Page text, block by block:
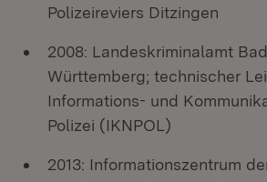
Polizeireviers Ditzingen
2008: Landeskriminalamt
Württemberg; technischer
Informations- und
Polizei (IKNPOL)
2013: Informationszentrum